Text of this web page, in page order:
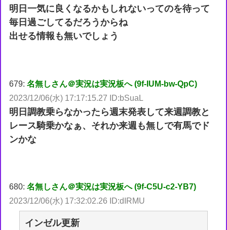
明日一気に良くなるかもしれないってのを待って
毎日過ごしてるだろうからね
出せる情報も無いでしょう
679:名無しさん＠実況は実況板へ (9f-IUM-bw-QpC)
2023/12/06(水) 17:17:15.27 ID:bSuaL
明日調教乗らなかったら週末発表して来週調教と
レース騎乗かなぁ、それか来週も無しで有馬でド
ンかな
680:名無しさん＠実況は実況板へ (9f-C5U-c2-YB7)
2023/12/06(水) 17:32:02.26 ID:dIRMU
インゼル更新